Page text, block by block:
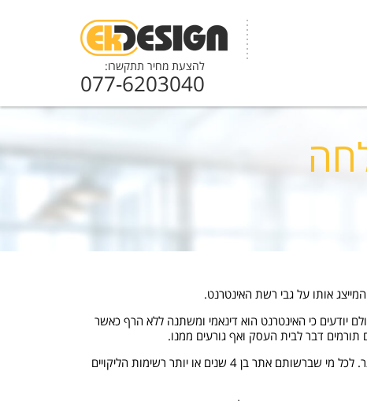
להצעת מחיר תתקשרו:
077-6203040
אותו על גבי רשת האינטרנט.
יודעים כי האינטרנט הוא דינאמי ומשתנה ללא הרף כאשר
תורמים דבר לבית העסק ואף גורעים ממנו.
על מנת לרענן את האתר הקיים יש לפנות לחברת בניית אתרים שתבדוק את האתר שלכם ותכין רשימה של ליקויים והמלצות לשיפור האתר. לכל מי שברשותם אתר בן 4 שנים או יותר רשימות הליקויים